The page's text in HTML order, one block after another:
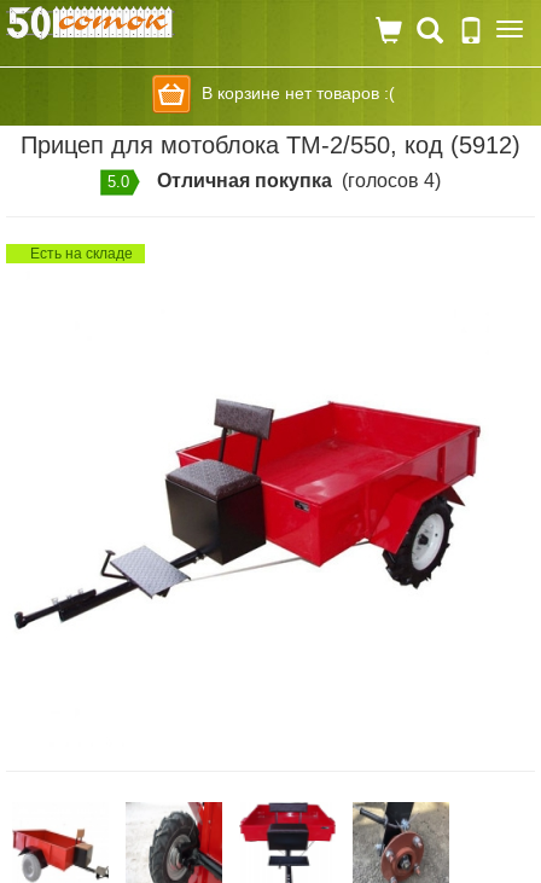
В корзине нет товаров :(
Прицеп для мотоблока ТМ-2/550, код (5912)
5.0 Отличная покупка (голосов 4)
Есть на складе